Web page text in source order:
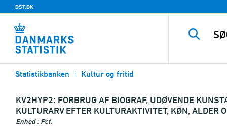
DST.DK
Statistikbanken Kultur og fritid
KV2HYP2: FORBRUG AF BIOGRAF, UDØVENDE
KULTURARV EFTER KULTURAKTIVITET, KØN, ALDER
Enhed : Pct.